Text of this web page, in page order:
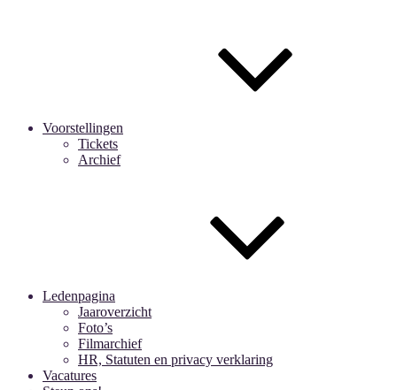
Voorstellingen
Tickets
Archief
Ledenpagina
Jaaroverzicht
Foto’s
Filmarchief
HR, Statuten en privacy verklaring
Vacatures